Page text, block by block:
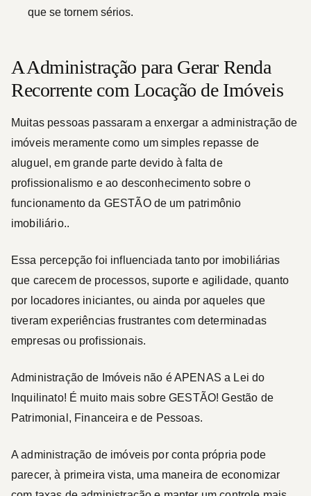
que se tornem sérios.
A Administração para Gerar Renda
Recorrente com Locação de Imóveis
Muitas pessoas passaram a enxergar a administração de
imóveis meramente como um simples repasse de
aluguel, em grande parte devido à falta de
profissionalismo e ao desconhecimento sobre o
funcionamento da GESTÃO de um patrimônio
imobiliário..
Essa percepção foi influenciada tanto por imobiliárias
que carecem de processos, suporte e agilidade, quanto
por locadores iniciantes, ou ainda por aqueles que
tiveram experiências frustrantes com determinadas
empresas ou profissionais.
Administração de Imóveis não é APENAS a Lei do
Inquilinato! É muito mais sobre GESTÃO! Gestão de
Patrimonial, Financeira e de Pessoas.
A administração de imóveis por conta própria pode
parecer, à primeira vista, uma maneira de economizar